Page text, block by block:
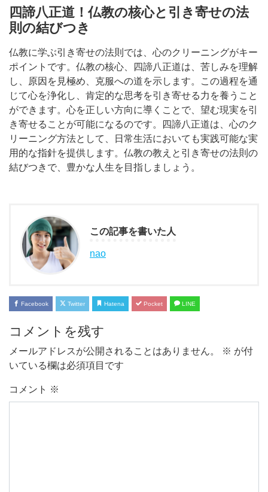
四諦八正道！仏教の核心と引き寄せの法
則の結びつき
仏教に学ぶ引き寄せの法則では、心のクリーニングがキー
ポイントです。仏教の核心、四諦八正道は、苦しみを理解
し、原因を見極め、克服への道を示します。この過程を通
じて心を浄化し、肯定的な思考を引き寄せる力を養うこと
ができます。心を正しい方向に導くことで、望む現実を引
き寄せることが可能になるのです。四諦八正道は、心のク
リーニング方法として、日常生活においても実践可能な実
用的な指針を提供します。仏教の教えと引き寄せの法則の
結びつきで、豊かな人生を目指しましょう。
この記事を書いた人
nao
Facebook Twitter Hatena Pocket LINE
コメントを残す
メールアドレスが公開されることはありません。 ※ が付
いている欄は必須項目です
コメント ※